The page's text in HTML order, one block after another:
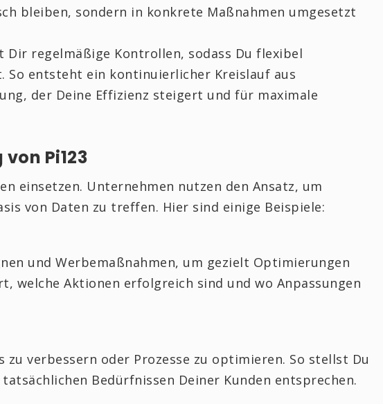
bleiben, sondern in konkrete Maßnahmen umgesetzt
regelmäßige Kontrollen, sodass Du flexibel
So entsteht ein kontinuierlicher Kreislauf aus
der Deine Effizienz steigert und für maximale
Pi123
einsetzen. Unternehmen nutzen den Ansatz, um
von Daten zu treffen. Hier sind einige Beispiele:
und Werbemaßnahmen, um gezielt Optimierungen
welche Aktionen erfolgreich sind und wo Anpassungen
verbessern oder Prozesse zu optimieren. So stellst Du
Bedürfnissen Deiner Kunden entsprechen.